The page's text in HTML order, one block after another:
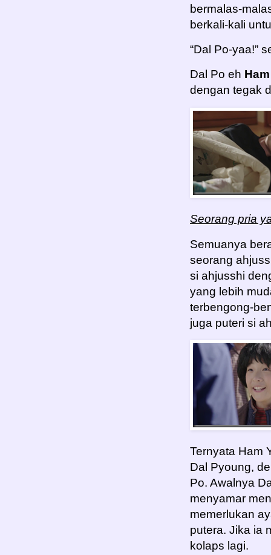
bermalas-
berkali-kali
“Dal Po-yaa!”
Dal Po eh
dengan tegak
Seorang pria
Semuanya
seorang
si ahjusshi
yang lebih
terbengong-
juga puteri si
Ternyata Ham
Dal Pyoung,
Po. Awalnya
menyamar
memerlukan
putera. Jika ia
kolaps lagi.